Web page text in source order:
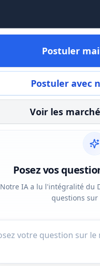
Postuler
Postuler avec
Voir les
Posez vos
Notre IA a lu l'intégralité du
questions sur